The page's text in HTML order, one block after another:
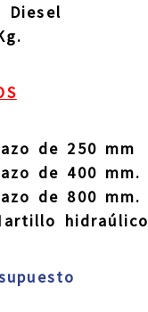
Diesel
de 250 mm
de 400 mm.
de 800 mm.
hidraúlico